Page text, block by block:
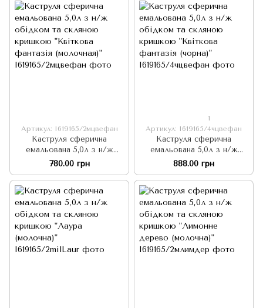
Артикул: I619165/2мцвефан
Каструля сферична
емальована 5,0л з н/ж
обідком та скляною
кришкою "Квіткова
фантазія (молочная)"
780.00 грн
1
Артикул: I619165/4чцвефан
Каструля сферична
емальована 5,0л з н/ж
обідком та скляною
кришкою "Квіткова
фантазія (чорна)"
888.00 грн